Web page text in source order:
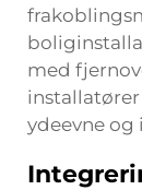
med
ydeevne